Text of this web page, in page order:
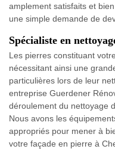
amplement satisfaits et
une simple demande de
Spécialiste en
Les pierres constituant
nécessitant ainsi une
particulières lors de leur
entreprise Guerdener
déroulement du nettoyage
Nous avons les
appropriés pour mener à
votre façade en pierre à